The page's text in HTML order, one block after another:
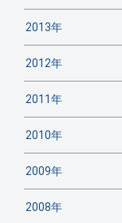
2013年
2012年
2011年
2010年
2009年
2008年